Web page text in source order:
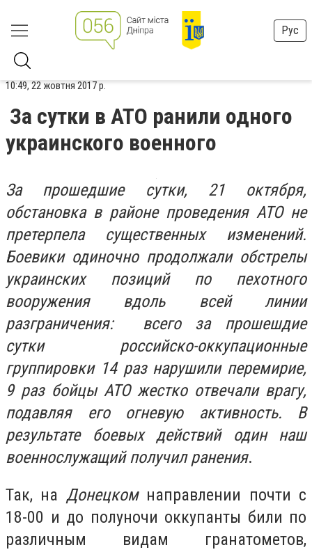
Рус
10:49, 22 жовтня 2017 р.
За сутки в АТО ранили одного
украинского военного
За прошедшие сутки, 21 октября,
обстановка в районе проведения АТО не
претерпела существенных изменений.
Боевики одиночно продолжали обстрелы
украинских позиций по пехотного
вооружения вдоль всей линии
разграничения: всего за прошешдие
сутки российско-оккупационные
группировки 14 раз нарушили перемирие,
9 раз бойцы АТО жестко отвечали врагу,
подавляя его огневую активность. В
результате боевых действий один наш
военнослужащий получил ранения.
Так, на Донецкомнаправлении почти с
18-00 и до полуночи оккупанты били по
различным видам гранатометов,